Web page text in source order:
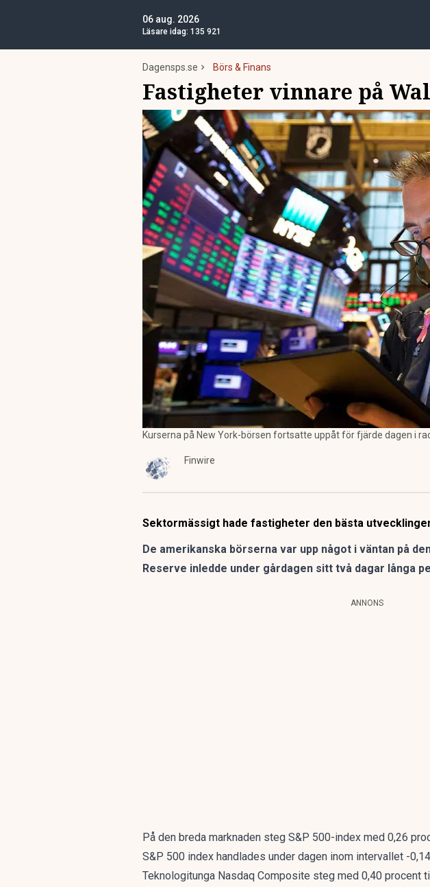
06 aug. 2026
Läsare idag: 135 921
Dagensps.se Börs & Finans
Fastigheter vinnare på
Kurserna på New York-börsen fortsatte uppåt för fjärde dagen i
Finwire
Sektormässigt hade fastigheter den bästa
De amerikanska börserna var upp något i väntan på
Reserve inledde under gårdagen sitt två dagar långa
ANNONS
På den breda marknaden steg S&P 500-index med 0,26
S&P 500 index handlades under dagen inom intervallet -
Teknologitunga Nasdaq Composite steg med 0,40 procent